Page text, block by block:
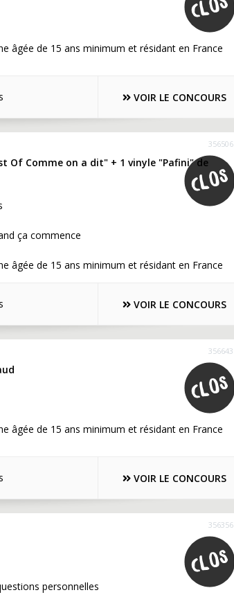
âgée de 15 ans minimum et résidant en France
VOIR LE CONCOURS
356506
Of Comme on a dit" + 1 vinyle "Pafini" de
ça commence
âgée de 15 ans minimum et résidant en France
VOIR LE CONCOURS
356643
âgée de 15 ans minimum et résidant en France
VOIR LE CONCOURS
356356
personnelles